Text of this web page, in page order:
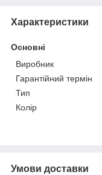
Характеристики
Основні
Виробник
Гарантійний термін
Тип
Колір
Умови доставки